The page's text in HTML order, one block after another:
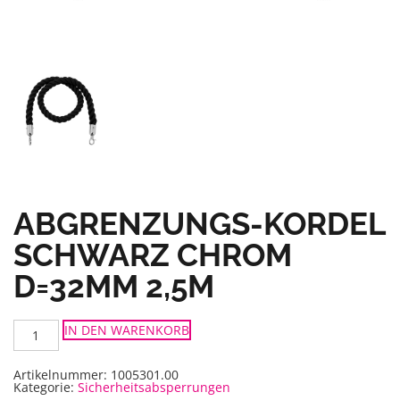
ABGRENZUNGS-KORDEL
SCHWARZ CHROM
D=32MM 2,5M
Abgrenzungs-
Kordel
schwarz
D=32mm
2,5m
Menge
IN DEN WARENKORB
Artikelnummer: 1005301.00
Kategorie: Sicherheitsabsperrungen